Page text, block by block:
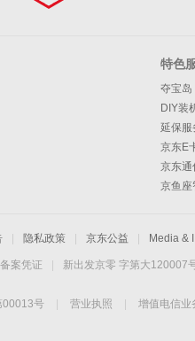
特色
夺宝岛
DIY装
延保服
京东E
京东通
京鱼座
隐私政策 京东公益 Media &
案凭证
新出发京零 字第大120007
00013号 营业执照
增值电信业